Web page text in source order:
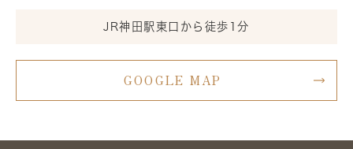
JR神田駅東口から徒歩1分
GOOGLE MAP